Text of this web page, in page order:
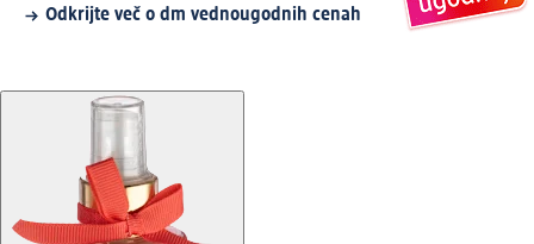
Odkrijte več o dm vednougodnih cenah